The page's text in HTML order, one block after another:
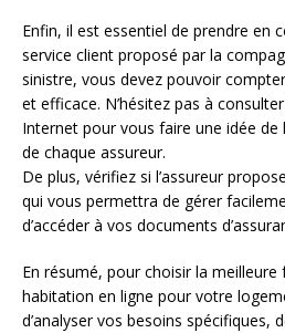
Enfin, il est essentiel de prendre en
service client proposé par la
sinistre, vous devez pouvoir
et efficace. N’hésitez pas à
Internet pour vous faire une idée
de chaque assureur.
De plus, vérifiez si l’assureur
qui vous permettra de gérer
d’accéder à vos documents
En résumé, pour choisir la meilleure
habitation en ligne pour votre
d’analyser vos besoins spécifiques,